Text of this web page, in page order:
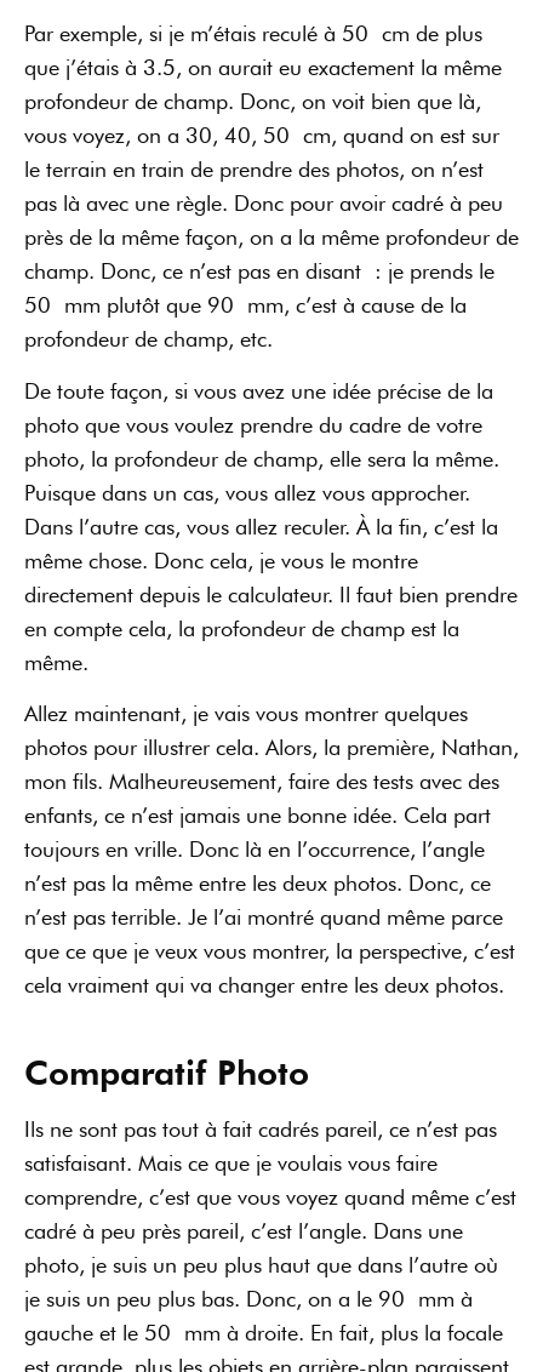
Par exemple, si je m’étais reculé à 50 cm de plus
que j’étais à 3.5, on aurait eu exactement la même
profondeur de champ. Donc, on voit bien que là,
vous voyez, on a 30, 40, 50 cm, quand on est sur
le terrain en train de prendre des photos, on n’est
pas là avec une règle. Donc pour avoir cadré à peu
près de la même façon, on a la même profondeur de
champ. Donc, ce n’est pas en disant : je prends le
50 mm plutôt que 90 mm, c’est à cause de la
profondeur de champ, etc.
De toute façon, si vous avez une idée précise de la
photo que vous voulez prendre du cadre de votre
photo, la profondeur de champ, elle sera la même.
Puisque dans un cas, vous allez vous approcher.
Dans l’autre cas, vous allez reculer. À la fin, c’est la
même chose. Donc cela, je vous le montre
directement depuis le calculateur. Il faut bien prendre
en compte cela, la profondeur de champ est la
même.
Allez maintenant, je vais vous montrer quelques
photos pour illustrer cela. Alors, la première, Nathan,
mon fils. Malheureusement, faire des tests avec des
enfants, ce n’est jamais une bonne idée. Cela part
toujours en vrille. Donc là en l’occurrence, l’angle
n’est pas la même entre les deux photos. Donc, ce
n’est pas terrible. Je l’ai montré quand même parce
que ce que je veux vous montrer, la perspective, c’est
cela vraiment qui va changer entre les deux photos.
Comparatif Photo
Ils ne sont pas tout à fait cadrés pareil, ce n’est pas
satisfaisant. Mais ce que je voulais vous faire
comprendre, c’est que vous voyez quand même c’est
cadré à peu près pareil, c’est l’angle. Dans une
photo, je suis un peu plus haut que dans l’autre où
je suis un peu plus bas. Donc, on a le 90 mm à
gauche et le 50 mm à droite. En fait, plus la focale
est grande, plus les objets en arrière-plan paraissent